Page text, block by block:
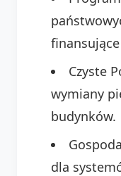
Czyste
wymiany
budynków.
dla